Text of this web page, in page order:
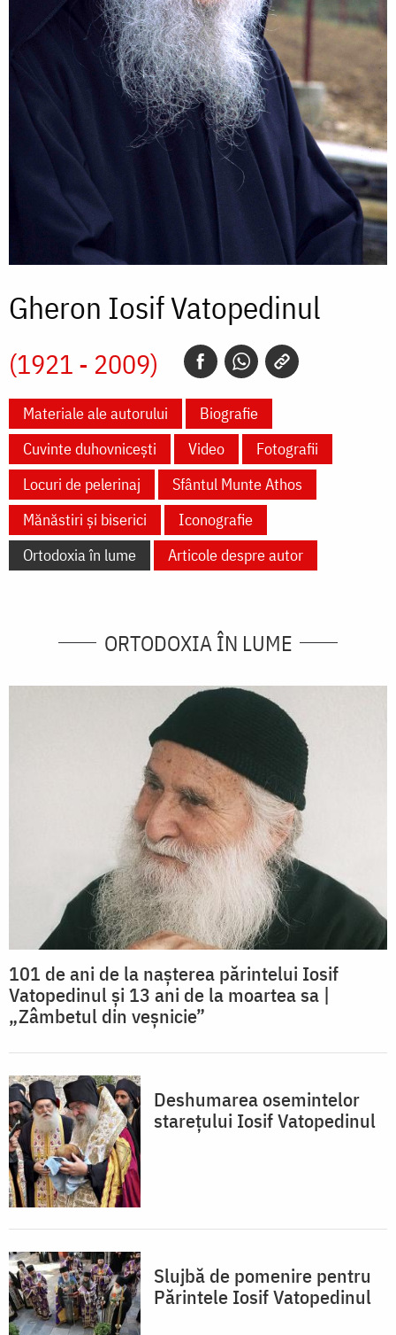
Gheron Iosif Vatopedinul
(1921 - 2009)
Materiale ale autorului
Biografie
Cuvinte duhovnicești
Video
Fotografii
Locuri de pelerinaj
Sfântul Munte Athos
Mănăstiri și biserici
Iconografie
Ortodoxia în lume
Articole despre autor
ORTODOXIA ÎN LUME
101 de ani de la nașterea părintelui Iosif
Vatopedinul și 13 ani de la moartea sa |
„Zâmbetul din veșnicie”
Deshumarea osemintelor
starețului Iosif Vatopedinul
Slujbă de pomenire pentru
Părintele Iosif Vatopedinul